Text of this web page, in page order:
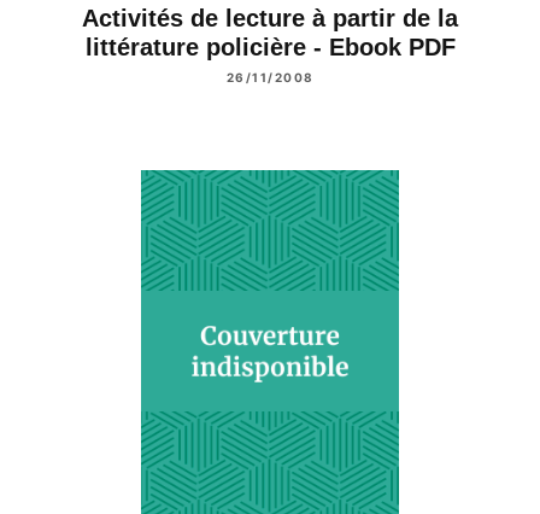
Activités de lecture à partir de la
littérature policière - Ebook PDF
26/11/2008